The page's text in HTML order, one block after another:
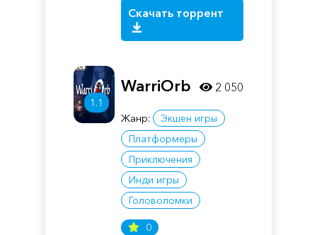
Скачать торрент
1.1
WarriOrb
Жанр:
Экшен игры
Платформеры
Приключения
Инди игры
Головоломки
0
2 050